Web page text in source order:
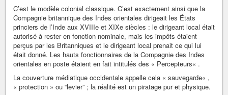
C’est le modèle colonial classique. C’est exactement ainsi que la
Compagnie britannique des Indes orientales dirigeait les États
princiers de l’Inde aux XVIIIe et XIXe siècles : le dirigeant local était
autorisé à rester en fonction nominale, mais les impôts étaient
perçus par les Britanniques et le dirigeant local prenait ce qui lui
était donné. Les hauts fonctionnaires de la Compagnie des Indes
orientales en poste étaient en fait intitulés des « Percepteurs« .
La couverture médiatique occidentale appelle cela « sauvegarde« ,
« protection » ou “levier” ; la réalité est un piratage pur et physique.